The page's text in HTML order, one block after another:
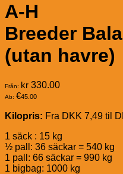
A-H
Breeder
(utan havre)
Från: kr 330.00
Ab: €45.00
Kilopris: Fra DKK 7,49 til
1 säck : 15 kg
½ pall: 36 säckar = 540 kg
1 pall: 66 säckar = 990 kg
1 bigbag: 1000 kg